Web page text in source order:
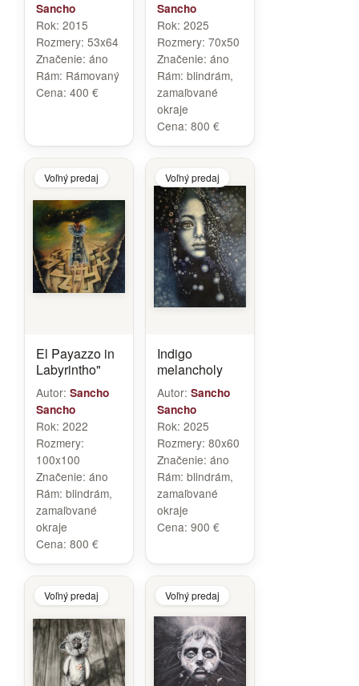
Sancho
Rok: 2015
Rozmery: 53x64
Značenie: áno
Rám: Rámovaný
Cena: 400 €
Sancho
Rok: 2025
Rozmery: 70x50
Značenie: áno
Rám: blindrám,
zamaľované
okraje
Cena: 800 €
Voľný predaj
El Payazzo in
Labyrintho"
Autor: Sancho
Sancho
Rok: 2022
Rozmery:
100x100
Značenie: áno
Rám: blindrám,
zamaľované
okraje
Cena: 800 €
Voľný predaj
Indigo
melancholy
Autor: Sancho
Sancho
Rok: 2025
Rozmery: 80x60
Značenie: áno
Rám: blindrám,
zamaľované
okraje
Cena: 900 €
Voľný predaj Voľný predaj